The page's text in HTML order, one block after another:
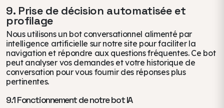
9. Prise de décision automatisée et
profilage
Nous utilisons un bot conversationnel alimenté par
intelligence artificielle sur notre site pour faciliter la
navigation et répondre aux questions fréquentes. Ce bot
peut analyser vos demandes et votre historique de
conversation pour vous fournir des réponses plus
pertinentes.
9.1 Fonctionnement de notre bot IA